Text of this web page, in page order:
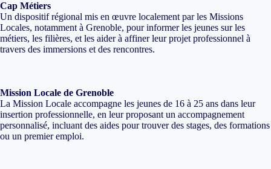
Cap Métiers
Un dispositif régional mis en œuvre localement par les Missions
Locales, notamment à Grenoble, pour informer les jeunes sur les
métiers, les filières, et les aider à affiner leur projet professionnel à
travers des immersions et des rencontres.
Mission Locale de Grenoble
La Mission Locale accompagne les jeunes de 16 à 25 ans dans leur
insertion professionnelle, en leur proposant un accompagnement
personnalisé, incluant des aides pour trouver des stages, des formations
ou un premier emploi.